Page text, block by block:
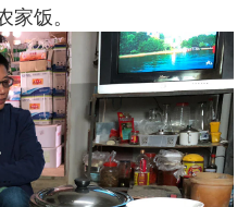
饭。